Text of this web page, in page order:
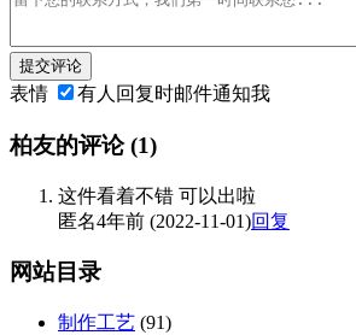
提交评论
表情 有人回复时邮件通知我
柏友的评论(1)
这件看着不错 可以出啦
匿名4年前 (2022-11-01)回复
网站目录
制作工艺 (91)